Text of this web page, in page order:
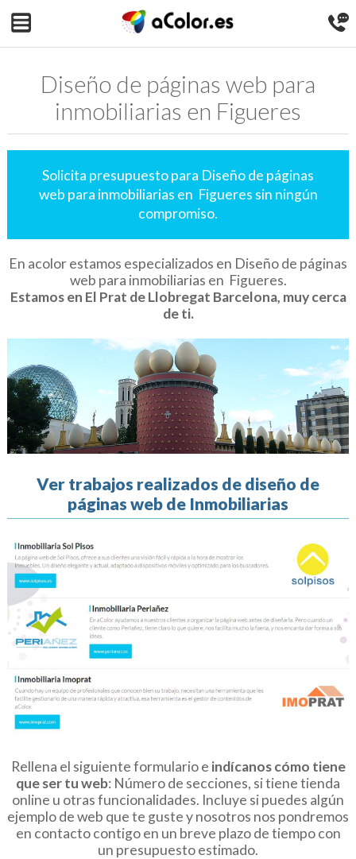
Diseño de páginas web para
inmobiliarias en Figueres
Solicita presupuesto para Diseño de páginas
web para inmobiliarias en Figueres sin ningún
compromiso.
En acolor estamos especializados en Diseño de páginas
web para inmobiliarias en Figueres.
Estamos en El Prat de Llobregat Barcelona, muy cerca
de ti.
Ver trabajos realizados de diseño de
páginas web de Inmobiliarias
Rellena el siguiente formulario e indícanos cómo tiene
que ser tu web: Número de secciones, si tiene tienda
online u otras funcionalidades. Incluye si puedes algún
ejemplo de web que te guste y nosotros nos pondremos
en contacto contigo en un breve plazo de tiempo con
un presupuesto estimado.